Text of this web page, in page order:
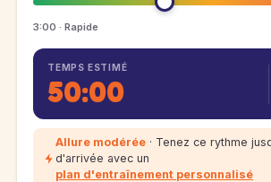
3:00 · Rapide
TEMPS ESTIMÉ
50:00
Allure modérée · Tenez ce rythme
d'arrivée avec un
plan d'entraînement personnalisé